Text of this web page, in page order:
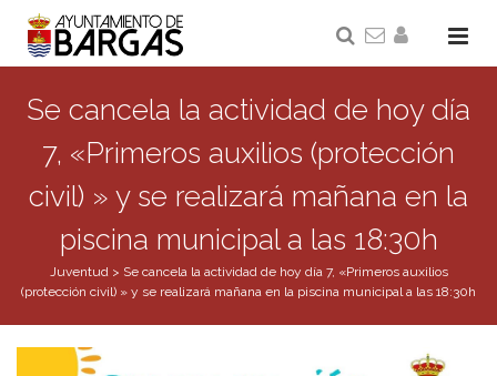
Se cancela la actividad de hoy día
7, «Primeros auxilios (protección
civil) » y se realizará mañana en la
piscina municipal a las 18:30h
Juventud> Se cancela la actividad de hoy día 7, «Primeros auxilios
(protección civil) » y se realizará mañana en la piscina municipal a las 18:30h